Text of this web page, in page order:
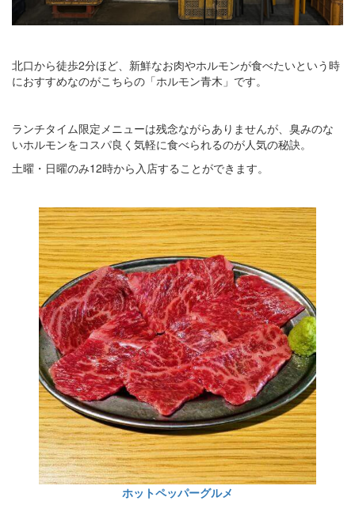
北口から徒歩2分ほど、新鮮なお肉やホルモンが食べたいという時
におすすめなのがこちらの「ホルモン青木」です。
ランチタイム限定メニューは残念ながらありませんが、臭みのな
いホルモンをコスパ良く気軽に食べられるのが人気の秘訣。
土曜・日曜のみ12時から入店することができます。
ホットペッパーグルメ